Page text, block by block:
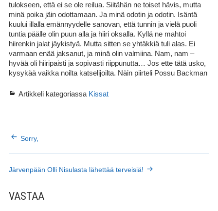
tulokseen, että ei se ole reilua. Siitähän ne toiset hävis, mutta
minä poika jäin odottamaan. Ja minä odotin ja odotin. Isäntä
kuului illalla emännyydelle sanovan, että tunnin ja vielä puoli
tuntia päälle olin puun alla ja hiiri oksalla. Kyllä ne mahtoi
hiirenkin jalat jäykistyä. Mutta sitten se yhtäkkiä tuli alas. Ei
varmaan enää jaksanut, ja minä olin valmiina. Nam, nam –
hyvää oli hiiripaisti ja sopivasti riippunutta… Jos ette tätä usko,
kysykää vaikka noilta katselijoilta. Näin piirteli Possu Backman
Artikkeli kategoriassa Kissat
SELAUS
Sorry,
Järvenpään Olli Nisulasta lähettää terveisiä!
VASTAA